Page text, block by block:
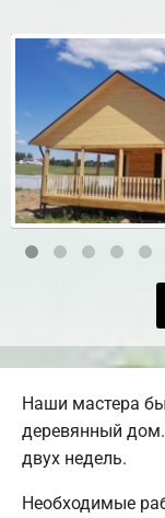
Наши мастера
деревянный
двух недель.
Необходимые